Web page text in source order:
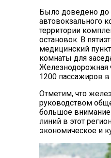
Было доведено до
автовокзального
территории
остановок. В
медицинский
комнаты для
Железнодорожная
1200 пассажиров в
Отметим, что
руководством
большое внимание
линий в этот
экономическое и